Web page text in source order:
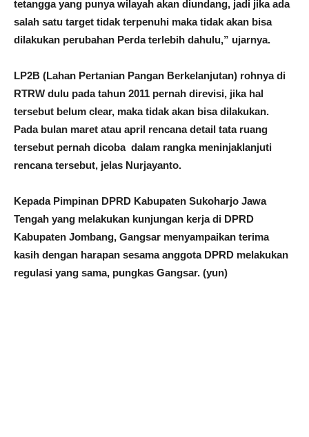
tetangga yang punya wilayah akan diundang, jadi jika ada
salah satu target tidak terpenuhi maka tidak akan bisa
dilakukan perubahan Perda terlebih dahulu,” ujarnya.
LP2B (Lahan Pertanian Pangan Berkelanjutan) rohnya di
RTRW dulu pada tahun 2011 pernah direvisi, jika hal
tersebut belum clear, maka tidak akan bisa dilakukan.
Pada bulan maret atau april rencana detail tata ruang
tersebut pernah dicoba dalam rangka meninjaklanjuti
rencana tersebut, jelas Nurjayanto.
Kepada Pimpinan DPRD Kabupaten Sukoharjo Jawa
Tengah yang melakukan kunjungan kerja di DPRD
Kabupaten Jombang, Gangsar menyampaikan terima
kasih dengan harapan sesama anggota DPRD melakukan
regulasi yang sama, pungkas Gangsar. (yun)